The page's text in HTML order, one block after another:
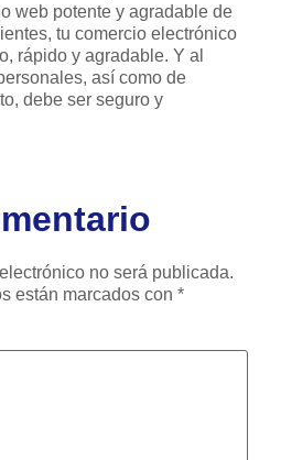
web potente y agradable de
tu comercio electrónico
rápido y agradable. Y al
así como de
debe ser seguro y
no será publicada.
están marcados con *